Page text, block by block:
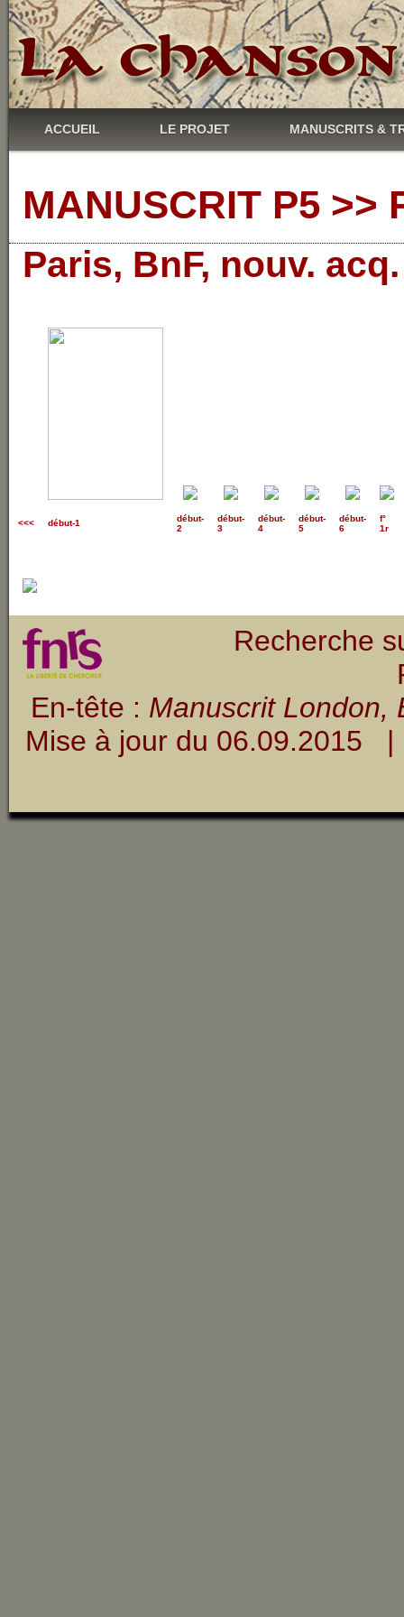
ACCUEIL LE PROJET MANUSCRITS &
MANUSCRIT P5
Paris, BnF, nouv.
<<< début-1 début-
2
début-
3
début-
4
début-
5
début-
6
f°
1r
Recherche
En-tête : Manuscrit London,
Mise à jour du 06.09.2015 |